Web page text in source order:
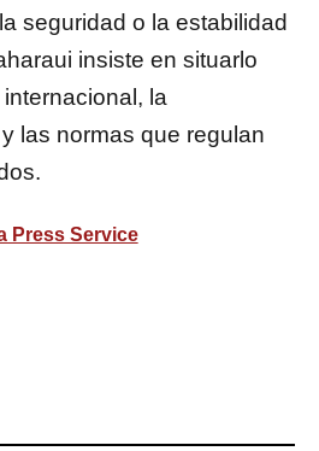
seguridad o la estabilidad
insiste en situarlo
la
las normas que regulan
Press Service